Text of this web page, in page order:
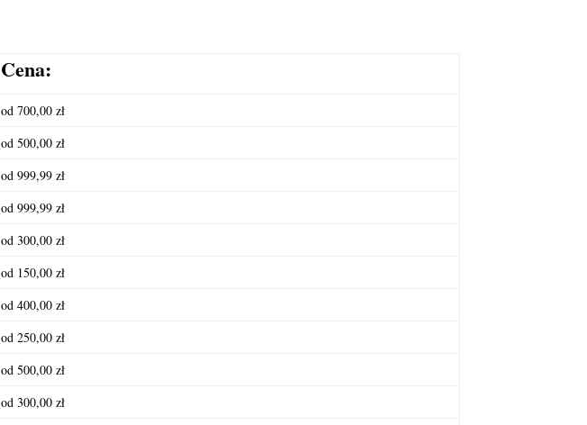
Cena:
od 700,00 zł
od 500,00 zł
od 999,99 zł
od 999,99 zł
od 300,00 zł
od 150,00 zł
od 400,00 zł
od 250,00 zł
od 500,00 zł
od 300,00 zł